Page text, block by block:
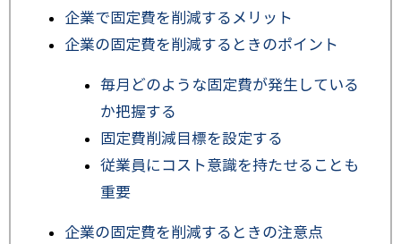
企業で固定費を削減するメリット
企業の固定費を削減するときのポイント
毎月どのような固定費が発生している
か把握する
固定費削減目標を設定する
従業員にコスト意識を持たせることも
重要
企業の固定費を削減するときの注意点